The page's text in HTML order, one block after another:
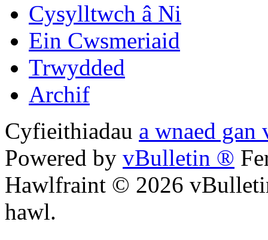
Cysylltwch â Ni
Ein Cwsmeriaid
Trwydded
Archif
Cyfieithiadau a wnaed
Powered by vBulletin ®
Hawlfraint © 2026
hawl.